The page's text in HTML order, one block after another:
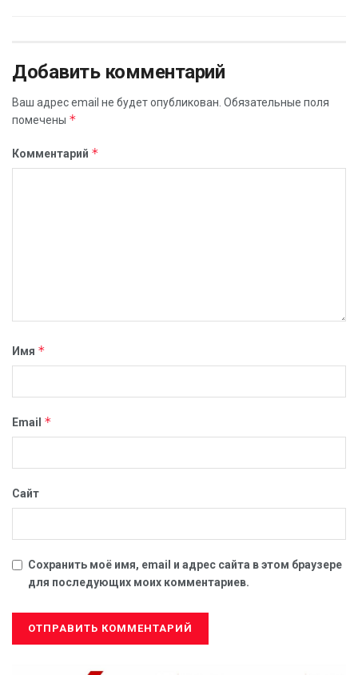
Добавить комментарий
Ваш адрес email не будет опубликован. Обязательные поля
помечены *
Комментарий *
Имя *
Email *
Сайт
Сохранить моё имя, email и адрес сайта в этом браузере
для последующих моих комментариев.